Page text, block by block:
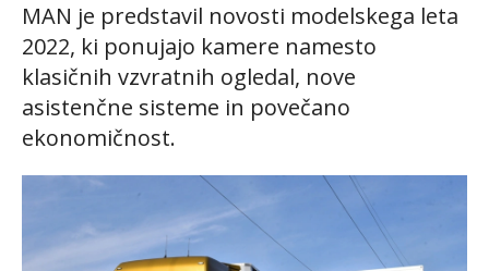
MAN je predstavil novosti modelskega leta
2022, ki ponujajo kamere namesto
klasičnih vzvratnih ogledal, nove
asistenčne sisteme in povečano
ekonomičnost.